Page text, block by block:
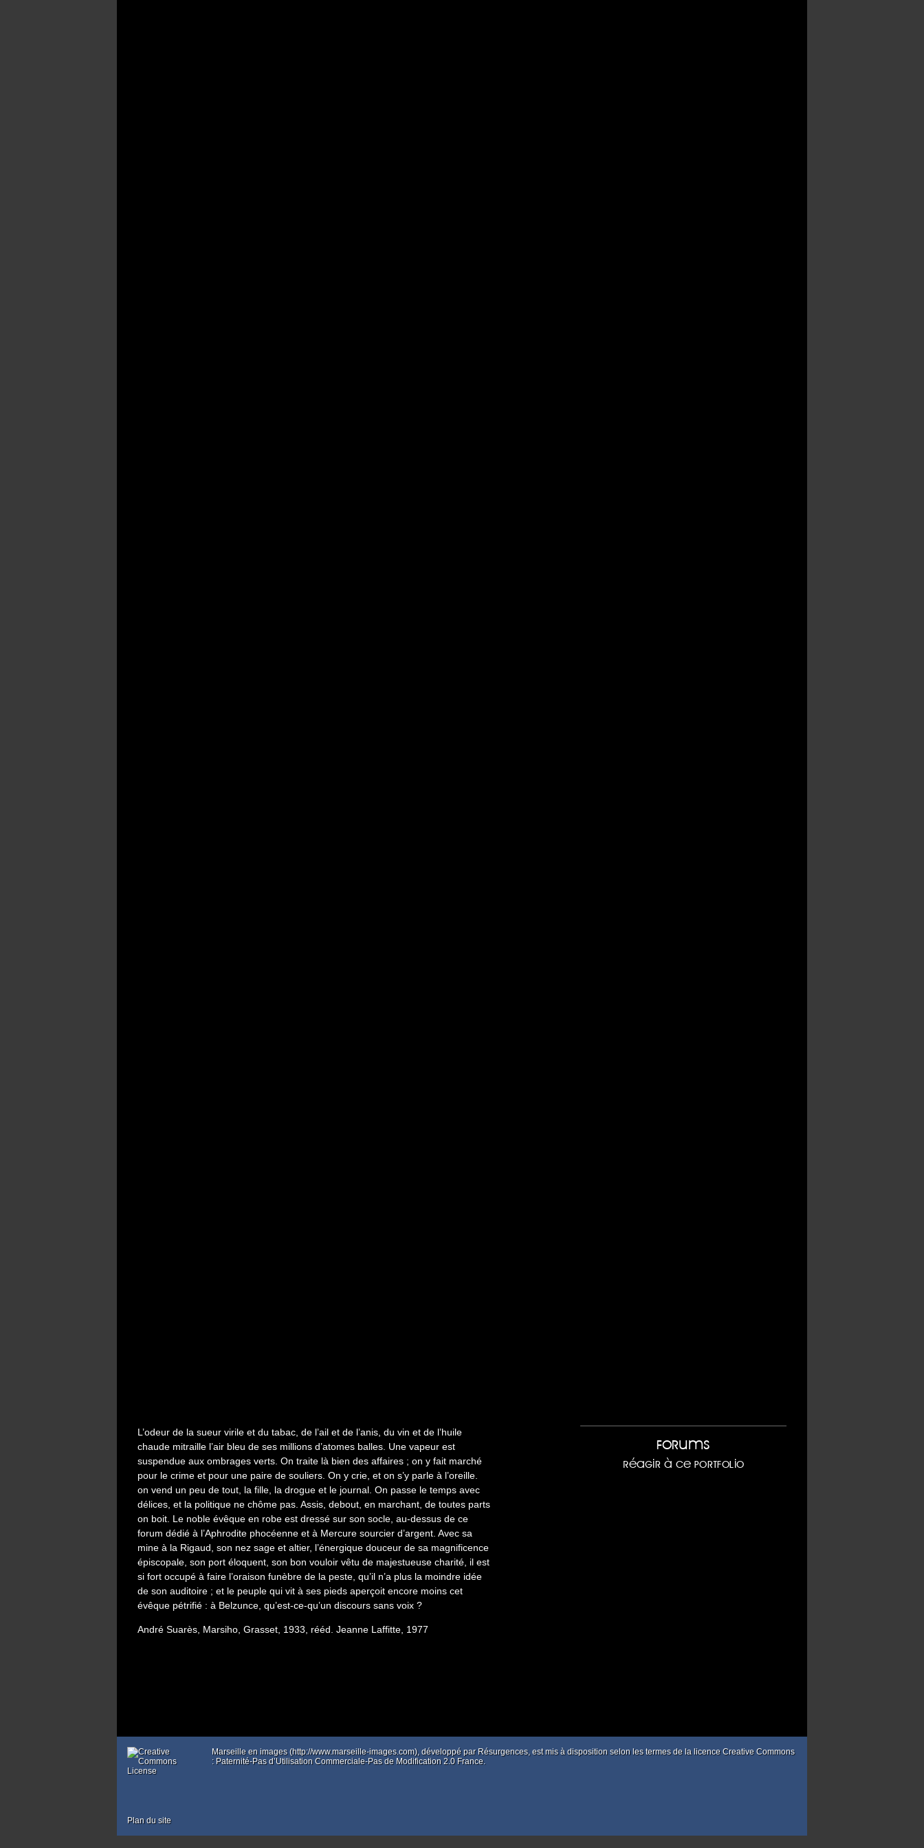
L’odeur de la sueur virile et du tabac, de l’ail et de l’anis, du vin et de l’huile
chaude mitraille l’air bleu de ses millions d’atomes balles. Une vapeur est
suspendue aux ombrages verts. On traite là bien des affaires ; on y fait marché
pour le crime et pour une paire de souliers. On y crie, et on s’y parle à l’oreille.
on vend un peu de tout, la fille, la drogue et le journal. On passe le temps avec
délices, et la politique ne chôme pas. Assis, debout, en marchant, de toutes parts
on boit. Le noble évêque en robe est dressé sur son socle, au-dessus de ce
forum dédié à l’Aphrodite phocéenne et à Mercure sourcier d’argent. Avec sa
mine à la Rigaud, son nez sage et altier, l’énergique douceur de sa magnificence
épiscopale, son port éloquent, son bon vouloir vêtu de majestueuse charité, il est
si fort occupé à faire l’oraison funèbre de la peste, qu’il n’a plus la moindre idée
de son auditoire ; et le peuple qui vit à ses pieds aperçoit encore moins cet
évêque pétrifié : à Belzunce, qu’est-ce-qu’un discours sans voix ?
André Suarès, Marsiho, Grasset, 1933, rééd. Jeanne Laffitte, 1977
Marseille en images (http://www.marseille-images.com), développé par Résurgences, est mis à disposition selon les termes de la licence Creative Commons
: Paternité-Pas d’Utilisation Commerciale-Pas de Modification 2.0 France.
Plan du site